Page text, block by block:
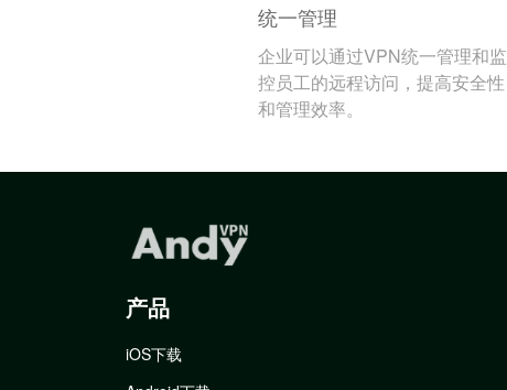
统一管理
企业可以通过VPN统一管理和监
控员工的远程访问，提高安全性
和管理效率。
产品
iOS下载